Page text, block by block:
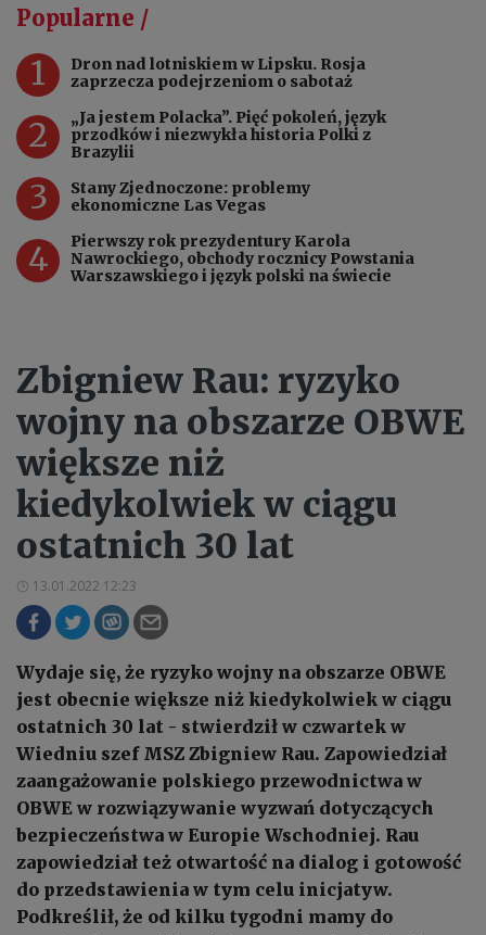
Popularne /
1
Dron nad lotniskiem w Lipsku. Rosja
zaprzecza podejrzeniom o sabotaż
2
„Ja jestem Polacka”. Pięć pokoleń, język
przodków i niezwykła historia Polki z
Brazylii
3
Stany Zjednoczone: problemy
ekonomiczne Las Vegas
4
Pierwszy rok prezydentury Karola
Nawrockiego, obchody rocznicy Powstania
Warszawskiego i język polski na świecie
Zbigniew Rau: ryzyko
wojny na obszarze OBWE
większe niż
kiedykolwiek w ciągu
ostatnich 30 lat
13.01.2022 12:23
Wydaje się, że ryzyko wojny na obszarze OBWE
jest obecnie większe niż kiedykolwiek w ciągu
ostatnich 30 lat - stwierdził w czwartek w
Wiedniu szef MSZ Zbigniew Rau. Zapowiedział
zaangażowanie polskiego przewodnictwa w
OBWE w rozwiązywanie wyzwań dotyczących
bezpieczeństwa w Europie Wschodniej. Rau
zapowiedział też otwartość na dialog i gotowość
do przedstawienia w tym celu inicjatyw.
Podkreślił, że od kilku tygodni mamy do